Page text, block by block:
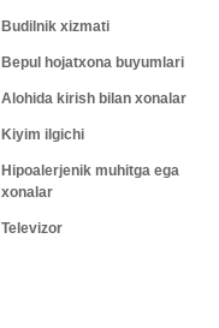
Budilnik xizmati
Bepul hojatxona buyumlari
Alohida kirish bilan xonalar
Kiyim ilgichi
Hipoalerjenik muhitga ega
xonalar
Televizor